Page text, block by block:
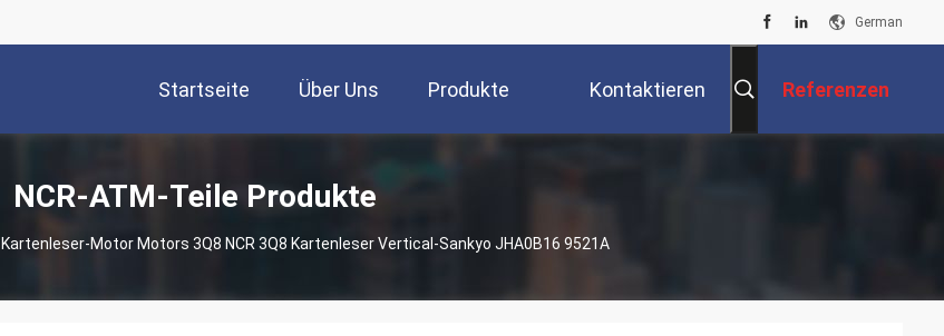
German
Startseite Über Uns Produkte Kontaktieren Referenzen
NCR-ATM-Teile Produkte
Kartenleser-Motor Motors 3Q8 NCR 3Q8 Kartenleser Vertical-Sankyo JHA0B16 9521A